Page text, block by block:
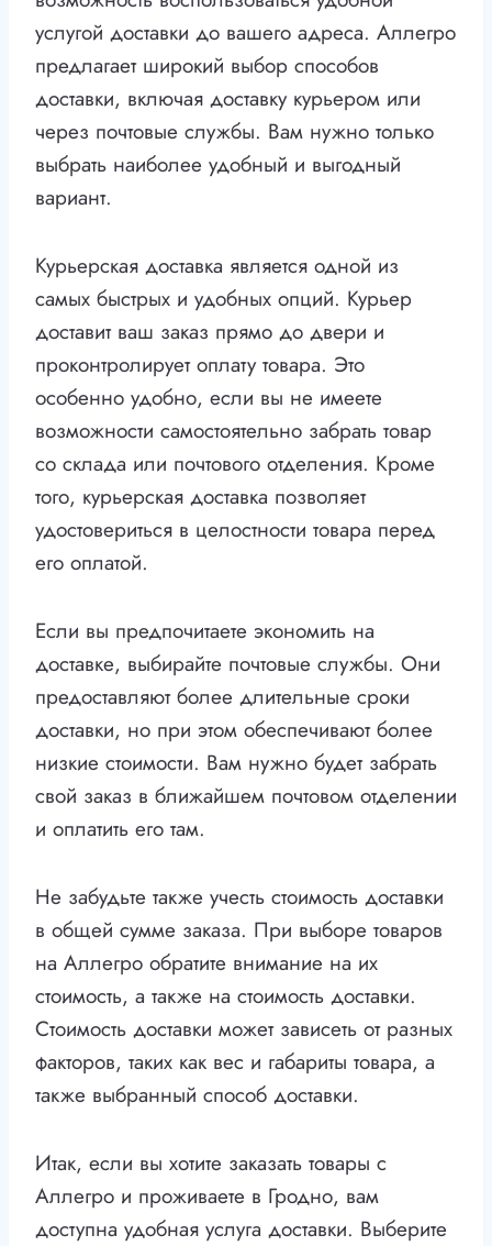
услугой доставки до вашего адреса. Аллегро
предлагает широкий выбор способов
доставки, включая доставку курьером или
через почтовые службы. Вам нужно только
выбрать наиболее удобный и выгодный
вариант.
Курьерская доставка является одной из
самых быстрых и удобных опций. Курьер
доставит ваш заказ прямо до двери и
проконтролирует оплату товара. Это
особенно удобно, если вы не имеете
возможности самостоятельно забрать товар
со склада или почтового отделения. Кроме
того, курьерская доставка позволяет
удостовериться в целостности товара перед
его оплатой.
Если вы предпочитаете экономить на
доставке, выбирайте почтовые службы. Они
предоставляют более длительные сроки
доставки, но при этом обеспечивают более
низкие стоимости. Вам нужно будет забрать
свой заказ в ближайшем почтовом отделении
и оплатить его там.
Не забудьте также учесть стоимость доставки
в общей сумме заказа. При выборе товаров
на Аллегро обратите внимание на их
стоимость, а также на стоимость доставки.
Стоимость доставки может зависеть от разных
факторов, таких как вес и габариты товара, а
также выбранный способ доставки.
Итак, если вы хотите заказать товары с
Аллегро и проживаете в Гродно, вам
доступна удобная услуга доставки. Выберите